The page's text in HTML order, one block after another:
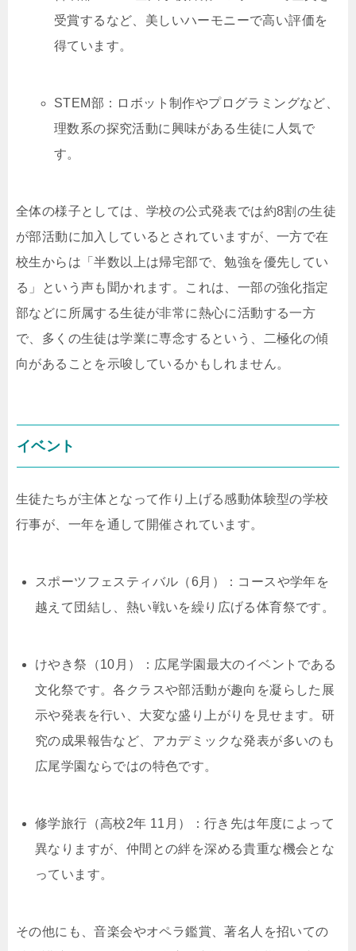
受賞するなど、美しいハーモニーで高い評価を
得ています。
STEM部：ロボット制作やプログラミングなど、
理数系の探究活動に興味がある生徒に人気で
す。
全体の様子としては、学校の公式発表では約8割の生徒
が部活動に加入しているとされていますが、一方で在
校生からは「半数以上は帰宅部で、勉強を優先してい
る」という声も聞かれます。これは、一部の強化指定
部などに所属する生徒が非常に熱心に活動する一方
で、多くの生徒は学業に専念するという、二極化の傾
向があることを示唆しているかもしれません。
イベント
生徒たちが主体となって作り上げる感動体験型の学校
行事が、一年を通して開催されています。
スポーツフェスティバル（6月）：コースや学年を
越えて団結し、熱い戦いを繰り広げる体育祭です。
けやき祭（10月）：広尾学園最大のイベントである
文化祭です。各クラスや部活動が趣向を凝らした展
示や発表を行い、大変な盛り上がりを見せます。研
究の成果報告など、アカデミックな発表が多いのも
広尾学園ならではの特色です。
修学旅行（高校2年 11月）：行き先は年度によって
異なりますが、仲間との絆を深める貴重な機会とな
っています。
その他にも、音楽会やオペラ鑑賞、著名人を招いての